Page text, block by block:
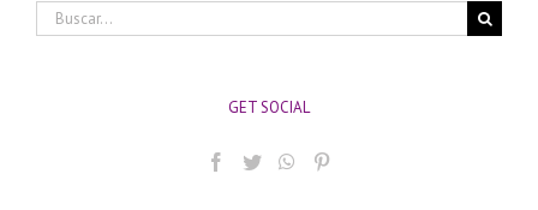
Buscar:
GET SOCIAL